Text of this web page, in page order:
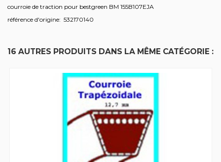
courroie de traction pour bestgreen BM 155B107EJA
référence d'origine: 532170140
16 AUTRES PRODUITS DANS LA MÊME CATÉGORIE :